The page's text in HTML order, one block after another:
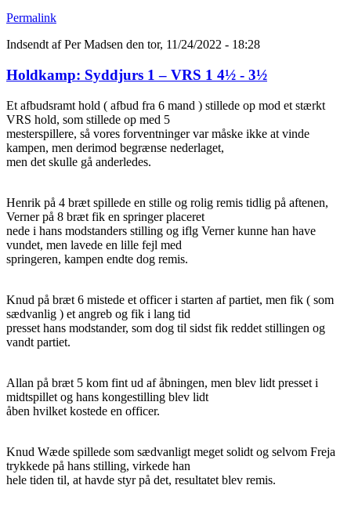
Permalink
Indsendt afPer Madsen den tor, 11/24/2022 - 18:28
Holdkamp: Syddjurs 1 – VRS 1 4½ - 3½
Et afbudsramt hold ( afbud fra 6 mand ) stillede op mod et stærkt
VRS hold, som stillede op med 5
mesterspillere, så vores forventninger var måske ikke at vinde
kampen, men derimod begrænse nederlaget,
men det skulle gå anderledes.
Henrik på 4 bræt spillede en stille og rolig remis tidlig på aftenen,
Verner på 8 bræt fik en springer placeret
nede i hans modstanders stilling og iflg Verner kunne han have
vundet, men lavede en lille fejl med
springeren, kampen endte dog remis.
Knud på bræt 6 mistede et officer i starten af partiet, men fik ( som
sædvanlig ) et angreb og fik i lang tid
presset hans modstander, som dog til sidst fik reddet stillingen og
vandt partiet.
Allan på bræt 5 kom fint ud af åbningen, men blev lidt presset i
midtspillet og hans kongestilling blev lidt
åben hvilket kostede en officer.
Knud Wæde spillede som sædvanligt meget solidt og selvom Freja
trykkede på hans stilling, virkede han
hele tiden til, at havde styr på det, resultatet blev remis.